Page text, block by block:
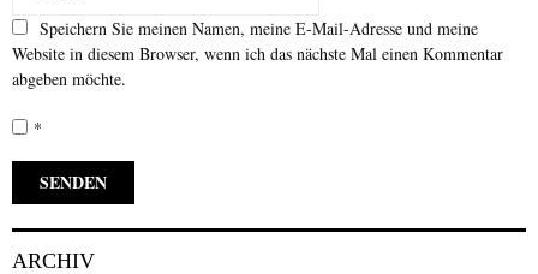
Speichern Sie meinen Namen, meine E-Mail-Adresse und meine
Website in diesem Browser, wenn ich das nächste Mal einen Kommentar
abgeben möchte.
*
ARCHIV